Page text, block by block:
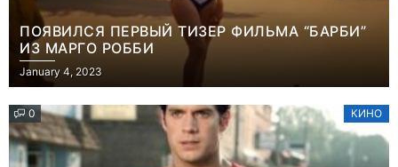
ПОЯВИЛСЯ ПЕРВЫЙ ТИЗЕР ФИЛЬМА “БАРБИ”
ИЗ МАРГО РОББИ
January 4, 2023
0 КИНО